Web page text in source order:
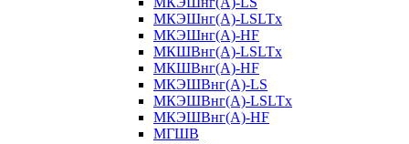
МКЭШнг(А)-LSLTx
МКЭШнг(А)-HF
МКШВнг(A)-LSLTx
МКШВнг(А)-HF
МКЭШВнг(А)-LS
МКЭШВнг(A)-LSLTx
МКЭШВнг(А)-HF
МГШВ